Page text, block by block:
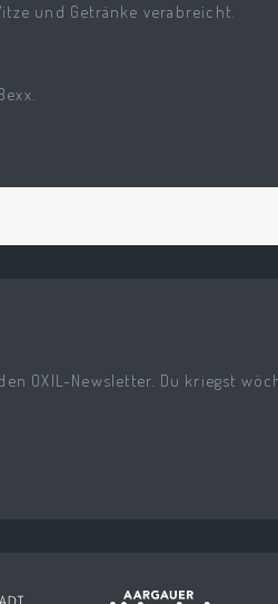
und Getränke verabreicht.
OXIL-Newsletter. Du kriegst